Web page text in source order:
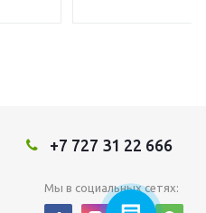
+7 727 31 22 666
Мы в социальных сетях: